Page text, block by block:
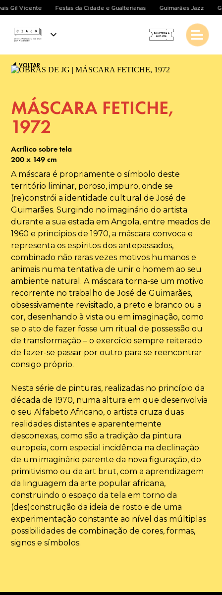
Gil Vicente Festas da Cidade e Gualterianas Guimarães Jazz
VOLTAR
MÁSCARA FETICHE,
1972
Acrílico sobre tela
200 x 149 cm
A máscara é propriamente o símbolo deste
território liminar, poroso, impuro, onde se
(re)constrói a identidade cultural de José de
Guimarães. Surgindo no imaginário do artista
durante a sua estada em Angola, entre meados de
1960 e princípios de 1970, a máscara convoca e
representa os espíritos dos antepassados,
combinado não raras vezes motivos humanos e
animais numa tentativa de unir o homem ao seu
ambiente natural. A máscara torna-se um motivo
recorrente no trabalho de José de Guimarães,
obsessivamente revisitado, a preto e branco ou a
cor, desenhando à vista ou em imaginação, como
se o ato de fazer fosse um ritual de possessão ou
de transformação – o exercício sempre reiterado
de fazer-se passar por outro para se reencontrar
consigo próprio.
Nesta série de pinturas, realizadas no princípio da
década de 1970, numa altura em que desenvolvia
o seu Alfabeto Africano, o artista cruza duas
realidades distantes e aparentemente
desconexas, como são a tradição da pintura
europeia, com especial incidência na declinação
de um imaginário parente da nova figuração, do
primitivismo ou da art brut, com a aprendizagem
da linguagem da arte popular africana,
construindo o espaço da tela em torno da
(des)construção da ideia de rosto e de uma
experimentação constante ao nível das múltiplas
possibilidades de combinação de cores, formas,
signos e símbolos.